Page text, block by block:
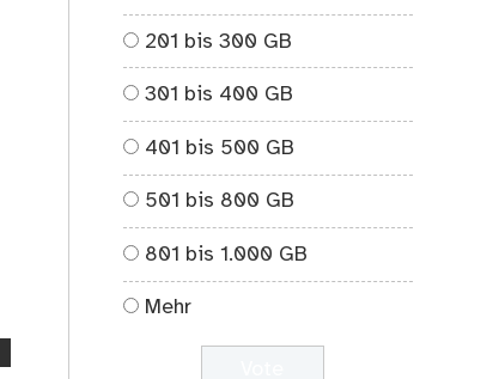
201 bis 300 GB
301 bis 400 GB
401 bis 500 GB
501 bis 800 GB
801 bis 1.000 GB
Mehr